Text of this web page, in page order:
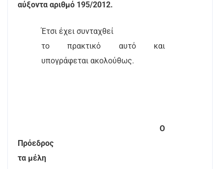
αύξοντα αριθμό 195/2012.
Έτσι έχει συνταχθεί
το πρακτικό αυτό και
υπογράφεται ακολούθως.
Ο
Πρόεδρος
τα μέλη